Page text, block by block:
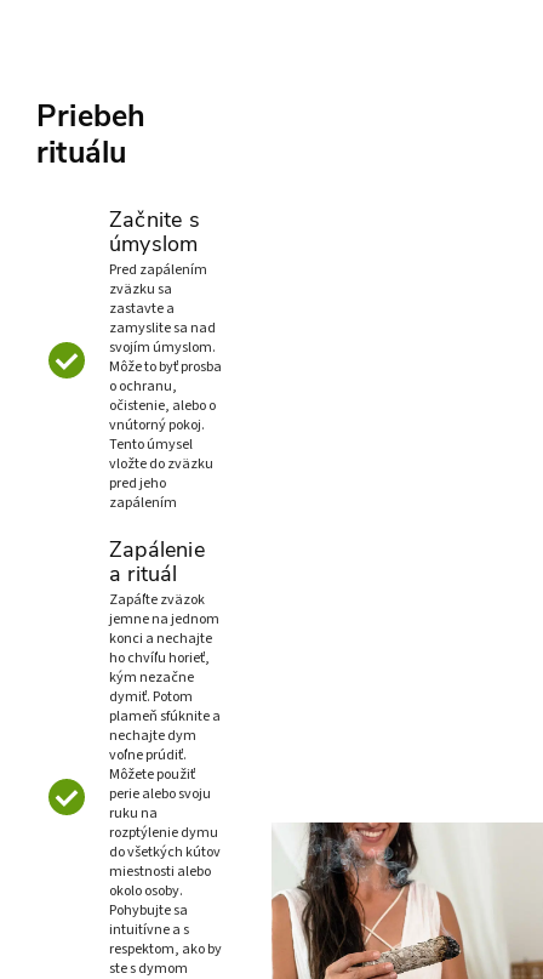
Priebeh
rituálu
Začnite s
úmyslom
Pred zapálením
zväzku sa
zastavte a
zamyslite sa nad
svojím úmyslom.
Môže to byť prosba
o ochranu,
očistenie, alebo o
vnútorný pokoj.
Tento úmysel
vložte do zväzku
pred jeho
zapálením
Zapálenie
a rituál
Zapáľte zväzok
jemne na jednom
konci a nechajte
ho chvíľu horieť,
kým nezačne
dymiť. Potom
plameň sfúknite a
nechajte dym
voľne prúdiť.
Môžete použiť
perie alebo svoju
ruku na
rozptýlenie dymu
do všetkých kútov
miestnosti alebo
okolo osoby.
Pohybujte sa
intuitívne a s
respektom, ako by
ste s dymom